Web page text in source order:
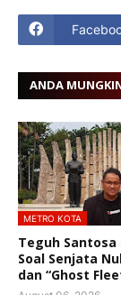
ANDA
METRO KOTA
Teguh Santosa
Soal Senjata
dan “Ghost